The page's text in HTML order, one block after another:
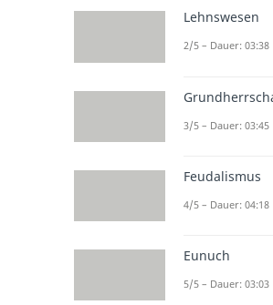
Lehnswesen
2/5 – Dauer: 03:38
3/5 – Dauer: 03:45
Feudalismus
4/5 – Dauer: 04:18
Eunuch
5/5 – Dauer: 03:03